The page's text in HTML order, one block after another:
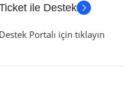
ile Destek
Destek Portalı için tıklayın